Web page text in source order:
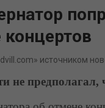
источником
не предполагал,